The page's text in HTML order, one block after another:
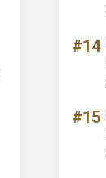
#14
#15